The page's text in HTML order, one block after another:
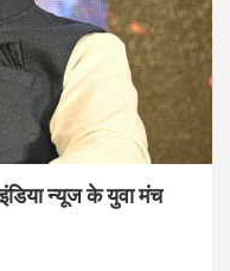
न्यूज के युवा मंच